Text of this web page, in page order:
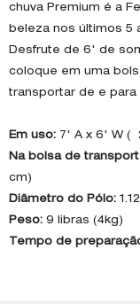
chuva Premium é a
beleza nos últimos 5
Desfrute de 6' de
coloque em uma
transportar de e para
Em uso: 7' A x 6' W (
Na bolsa de
cm)
Diâmetro do Pólo:
Peso: 9 libras (4kg)
Tempo de